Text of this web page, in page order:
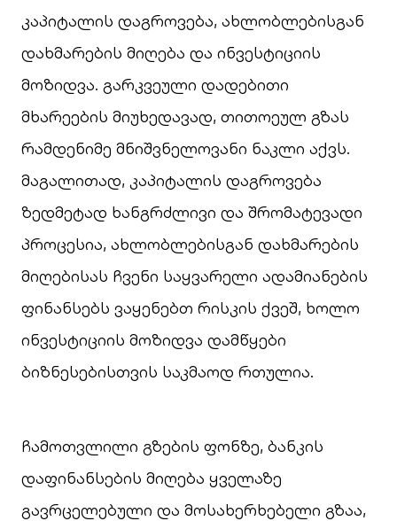
კაპიტალის დაგროვება, ახლობლებისგან
დახმარების მიღება და ინვესტიციის
მოზიდვა. გარკვეული დადებითი
მხარეების მიუხედავად, თითოეულ გზას
რამდენიმე მნიშვნელოვანი ნაკლი აქვს.
მაგალითად, კაპიტალის დაგროვება
ზედმეტად ხანგრძლივი და შრომატევადი
პროცესია, ახლობლებისგან დახმარების
მიღებისას ჩვენი საყვარელი ადამიანების
ფინანსებს ვაყენებთ რისკის ქვეშ, ხოლო
ინვესტიციის მოზიდვა დამწყები
ბიზნესებისთვის საკმაოდ რთულია.
ჩამოთვლილი გზების ფონზე, ბანკის
დაფინანსების მიღება ყველაზე
გავრცელებული და მოსახერხებელი გზაა,